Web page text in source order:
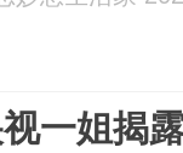
一姐揭